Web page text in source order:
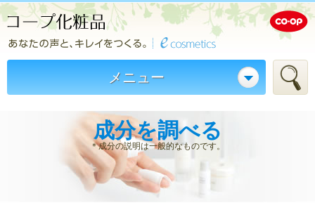
メニュー
成分を調べる
＊成分の説明は一般的なものです。